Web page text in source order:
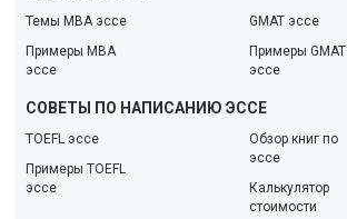
Темы МВА эссе
Примеры МВА
эссе
GMAT эссе
Примеры GMAT
эссе
СОВЕТЫ ПО НАПИСАНИЮ ЭССЕ
TOEFL эссе
Примеры TOEFL
эссе
Обзор книг по
эссе
Калькулятор
стоимости